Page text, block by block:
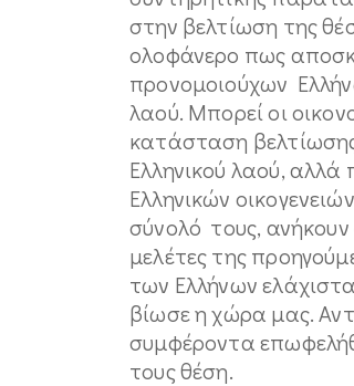
στην βελτίωση της
ολοφάνερο πως
προνομοιούχων
λαού. Μπορεί οι
κατάσταση
Ελληνικού λαού, αλλά
Ελληνικών
σύνολό τους, ανήκουν
μελέτες της
των Ελλήνων
βίωσε η χώρα μας.
συμφέροντα
τους θέση.